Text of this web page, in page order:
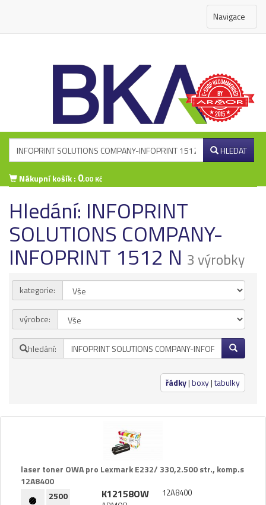
Navigace
HLEDAT
Nákupní košík : 0,00 Kč
Přihlášení zákazníka
Přihlásit se
Kategorie Výrobci
pro inkoustové tiskárny
Ostatní
Label tape
Hledání: INFOPRINT
SOLUTIONS COMPANY-
INFOPRINT 1512 N 3 výrobky
kategorie:
výrobce:
hledání:
řádky|boxy|tabulky
laser toner OWA pro Lexmark E232/​ 330,​2.​500 str.​,​ komp.​s
12A8400
2500
K12158OW 12A8400